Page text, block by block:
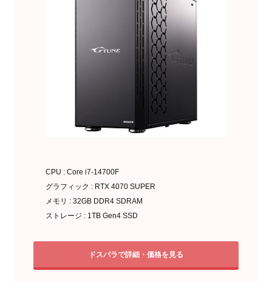
CPU : Core i7-14700F
グラフィック : RTX 4070 SUPER
メモリ : 32GB DDR4 SDRAM
ストレージ : 1TB Gen4 SSD
ドスパラで詳細・価格を見る